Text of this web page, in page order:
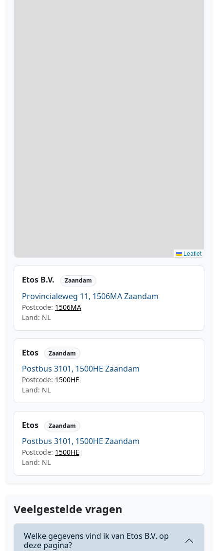
Leaflet
Etos B.V. Zaandam
Provincialeweg 11, 1506MA Zaandam
Postcode: 1506MA
Land: NL
Etos Zaandam
Postbus 3101, 1500HE Zaandam
Postcode: 1500HE
Land: NL
Etos Zaandam
Postbus 3101, 1500HE Zaandam
Postcode: 1500HE
Land: NL
Veelgestelde vragen
Welke gegevens vind ik van Etos B.V. op
deze pagina?